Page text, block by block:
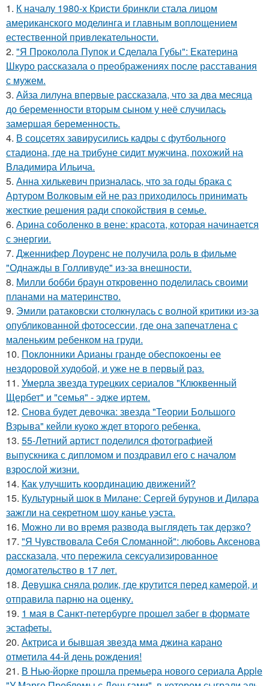
1. К началу 1980-х Кристи бринкли стала лицом
американского моделинга и главным воплощением
естественной привлекательности.
2. "Я Проколола Пупок и Сделала Губы": Екатерина
Шкуро рассказала о преображениях после расставания
с мужем.
3. Айза лилуна впервые рассказала, что за два месяца
до беременности вторым сыном у неё случилась
замершая беременность.
4. В соцсетях завирусились кадры с футбольного
стадиона, где на трибуне сидит мужчина, похожий на
Владимира Ильича.
5. Анна хилькевич призналась, что за годы брака с
Артуром Волковым ей не раз приходилось принимать
жесткие решения ради спокойствия в семье.
6. Арина соболенко в вене: красота, которая начинается
с энергии.
7. Дженнифер Лоуренс не получила роль в фильме
"Однажды в Голливуде" из-за внешности.
8. Милли бобби браун откровенно поделилась своими
планами на материнство.
9. Эмили ратаковски столкнулась с волной критики из-за
опубликованной фотосессии, где она запечатлена с
маленьким ребенком на груди.
10. Поклонники Арианы гранде обеспокоены ее
нездоровой худобой, и уже не в первый раз.
11. Умерла звезда турецких сериалов "Клюквенный
Щербет" и "семья" - эдже иртем.
12. Снова будет девочка: звезда "Теории Большого
Взрыва" кейли куоко ждет второго ребенка.
13. 55-Летний артист поделился фотографией
выпускника с дипломом и поздравил его с началом
взрослой жизни.
14. Как улучшить координацию движений?
15. Культурный шок в Милане: Сергей бурунов и Дилара
зажгли на секретном шоу канье уэста.
16. Можно ли во время развода выглядеть так дерзко?
17. "Я Чувствовала Себя Сломанной": любовь Аксенова
рассказала, что пережила сексуализированное
домогательство в 17 лет.
18. Девушка сняла ролик, где крутится перед камерой, и
отправила парню на оценку.
19. 1 мая в Санкт-петербурге прошел забег в формате
эстафеты.
20. Актриса и бывшая звезда мма джина карано
отметила 44-й день рождения!
21. В Нью-йорке прошла премьера нового сериала Apple